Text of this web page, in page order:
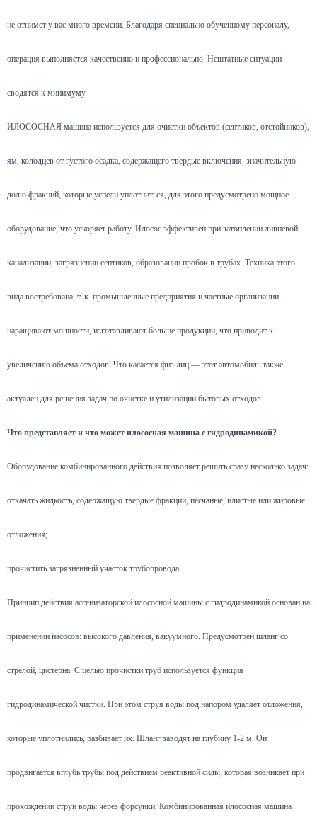
не отнимет у вас много времени. Благодаря специально обученному персоналу,
операция выполняется качественно и профессионально. Нештатные ситуации
сводятся к минимуму.
ИЛОСОСНАЯ машина используется для очистки объектов (септиков, отстойников),
ям, колодцев от густого осадка, содержащего твердые включения, значительную
долю фракций, которые успели уплотниться, для этого предусмотрено мощное
оборудование, что ускоряет работу. Илосос эффективен при затоплении ливневой
канализации, загрязнении септиков, образовании пробок в трубах. Техника этого
вида востребована, т. к. промышленные предприятия и частные организации
наращивают мощности, изготавливают больше продукции, что приводит к
увеличению объема отходов. Что касается физ.лиц — этот автомобиль также
актуален для решения задач по очистке и утилизации бытовых отходов.
Что представляет и что может илососная машина с гидродинамикой?
Оборудование комбинированного действия позволяет решить сразу несколько задач:
откачать жидкость, содержащую твердые фракции, песчаные, илистые или жировые
отложения;
прочистить загрязненный участок трубопровода.
Принцип действия ассенизаторской илососной машины с гидродинамикой основан на
применении насосов: высокого давления, вакуумного. Предусмотрен шланг со
стрелой, цистерна. С целью прочистки труб используется функция
гидродинамической чистки. При этом струя воды под напором удаляет отложения,
которые уплотнились, разбивает их. Шланг заводят на глубину 1-2 м. Он
продвигается вглубь трубы под действием реактивной силы, которая возникает при
прохождении струи воды через форсунки. Комбинированная илососная машина